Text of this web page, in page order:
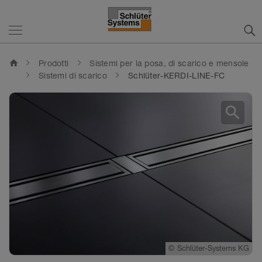
home Prodotti
Sistemi per la posa, di scarico e mensole
Sistemi di scarico
Schlüter-KERDI-LINE-FC
© Schlüter-Systems KG
© Schlüter-Systems KG
© Schlüter-Systems KG
search